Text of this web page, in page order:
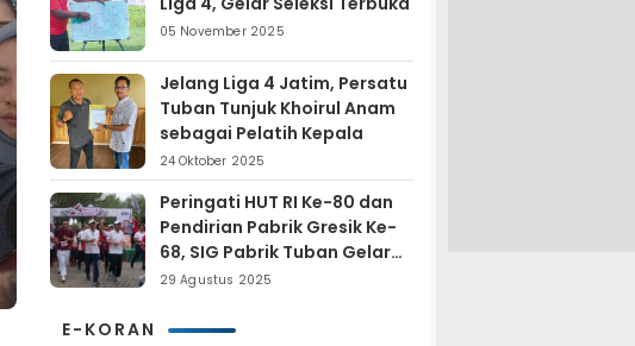
05 November 2025
Jelang Liga 4 Jatim, Persatu
Tuban Tunjuk Khoirul Anam
sebagai Pelatih Kepala
24 Oktober 2025
Peringati HUT RI Ke-80 dan
Pendirian Pabrik Gresik Ke-
68, SIG Pabrik Tuban Gelar
Fun Trail Run
29 Agustus 2025
E-KORAN